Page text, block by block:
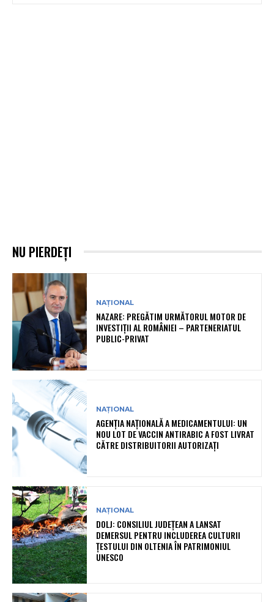
NU PIERDEȚI
NAȚIONAL
NAZARE: PREGĂTIM URMĂTORUL MOTOR DE
INVESTIȚII AL ROMÂNIEI – PARTENERIATUL
PUBLIC-PRIVAT
NAȚIONAL
AGENȚIA NAȚIONALĂ A MEDICAMENTULUI: UN
NOU LOT DE VACCIN ANTIRABIC A FOST LIVRAT
CĂTRE DISTRIBUITORII AUTORIZAȚI
NAȚIONAL
DOLJ: CONSILIUL JUDEȚEAN A LANSAT
DEMERSUL PENTRU INCLUDEREA CULTURII
ȚESTULUI DIN OLTENIA ÎN PATRIMONIUL
UNESCO